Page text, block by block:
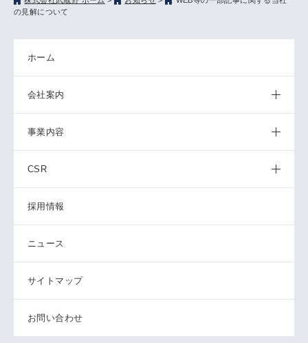
の見解について
ホーム
会社案内
事業内容
CSR
採用情報
ニュース
サイトマップ
お問い合わせ